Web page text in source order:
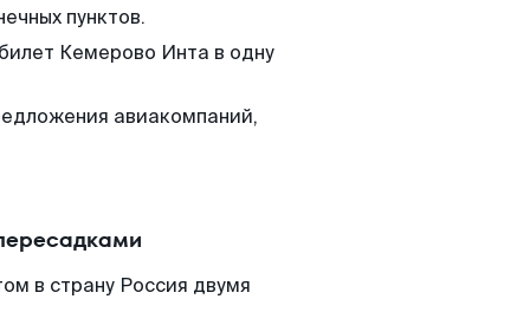
пунктов.
Кемерово Инта в одну
авиакомпаний,
в страну Россия двумя